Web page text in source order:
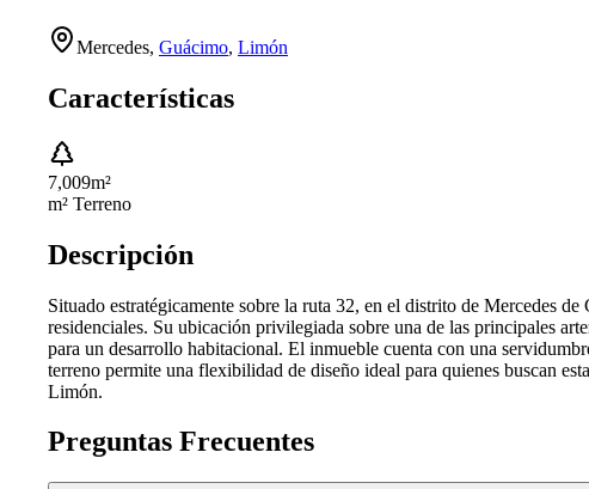
Mercedes, Guácimo, Limón
Características
7,009m²
m² Terreno
Descripción
Situado estratégicamente sobre la ruta 32, en el distrito de Mercedes
residenciales. Su ubicación privilegiada sobre una de las principales
para un desarrollo habitacional. El inmueble cuenta con una
terreno permite una flexibilidad de diseño ideal para quienes buscan
Limón.
Preguntas Frecuentes